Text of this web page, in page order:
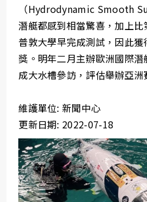
（Hydrodynamic Smooth
潛艇都感到相當驚喜，加上
普敦大學早完成測試，因此
獎。明年二月主辦歐洲國際
成大水槽參訪，評估舉辦亞洲
維護單位: 新聞中心
更新日期: 2022-07-18